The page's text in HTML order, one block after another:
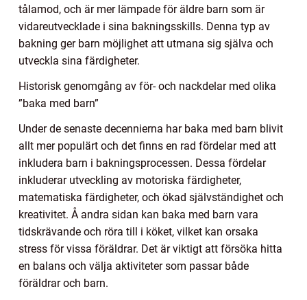
tålamod, och är mer lämpade för äldre barn som är
vidareutvecklade i sina bakningsskills. Denna typ av
bakning ger barn möjlighet att utmana sig själva och
utveckla sina färdigheter.
Historisk genomgång av för- och nackdelar med olika
”baka med barn”
Under de senaste decennierna har baka med barn blivit
allt mer populärt och det finns en rad fördelar med att
inkludera barn i bakningsprocessen. Dessa fördelar
inkluderar utveckling av motoriska färdigheter,
matematiska färdigheter, och ökad självständighet och
kreativitet. Å andra sidan kan baka med barn vara
tidskrävande och röra till i köket, vilket kan orsaka
stress för vissa föräldrar. Det är viktigt att försöka hitta
en balans och välja aktiviteter som passar både
föräldrar och barn.